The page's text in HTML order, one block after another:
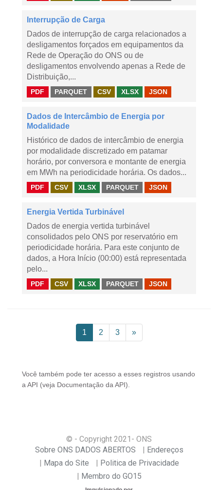
Interrupção de Carga
Dados de interrupção de carga relacionados a
desligamentos forçados em equipamentos da
Rede de Operação do ONS ou de
desligamentos envolvendo apenas a Rede de
Distribuição,...
PDF PARQUET CSV XLSX JSON
Dados de Intercâmbio de Energia por
Modalidade
Histórico de dados de intercâmbio de energia
por modalidade discretizado em patamar
horário, por conversora e montante de energia
em MWh na periodicidade horária. Os dados...
PDF CSV XLSX PARQUET JSON
Energia Vertida Turbinável
Dados de energia vertida turbinável
consolidados pelo ONS por reservatório em
periodicidade horária. Para este conjunto de
dados, a Hora Início (00:00) está representada
pelo...
PDF CSV XLSX PARQUET JSON
1 2 3 »
Você também pode ter acesso a esses registros usando
a API (veja Documentação da API ).
© - Copyright 2021 - ONS
Sobre ONS DADOS ABERTOS
Endereços
Mapa do Site
Politica de Privacidade
Membro do GO15